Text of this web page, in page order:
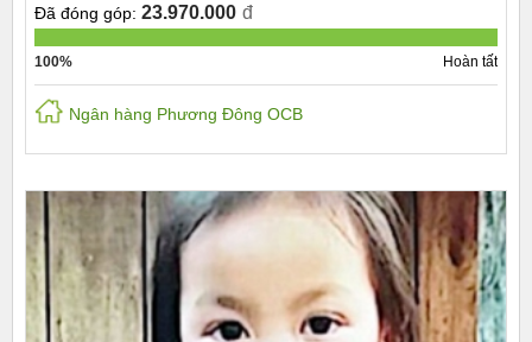
Đã đóng góp: 23.970.000 đ
100% Hoàn tất
Ngân hàng Phương Đông OCB